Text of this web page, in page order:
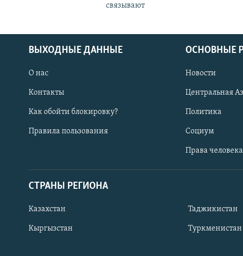
связывают
ВЫХОДНЫЕ ДАННЫЕ
О нас
Контакты
Как обойти блокировку?
Правила пользования
ОСНОВНЫЕ
Новости
Центральная
Политика
Социум
Права человека
СТРАНЫ РЕГИОНА
Казахстан
Кыргызстан
Таджикистан
Туркменистан